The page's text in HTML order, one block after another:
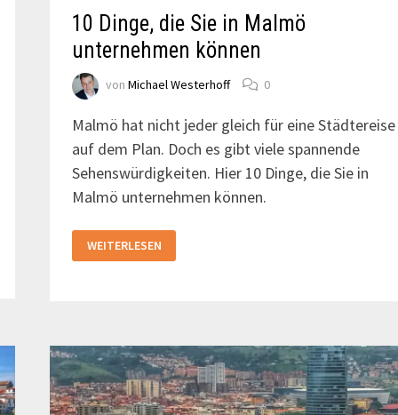
10 Dinge, die Sie in Malmö
unternehmen können
von Michael Westerhoff 0
Malmö hat nicht jeder gleich für eine Städtereise
auf dem Plan. Doch es gibt viele spannende
Sehenswürdigkeiten. Hier 10 Dinge, die Sie in
Malmö unternehmen können.
DINGE,
DIE
WEITERLESEN